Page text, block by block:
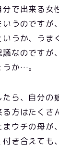
で出来る女
うのですが
いうか、う
なのですが
か…。
ら、自分の
方はたくさ
まウチの母が
き合えても